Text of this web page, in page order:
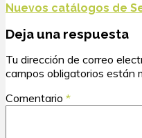
Nuevos catálogos de
Deja una respuesta
Tu dirección de correo
campos obligatorios están
Comentario *